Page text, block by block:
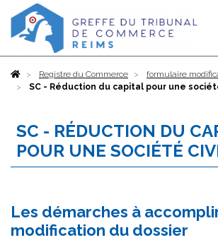
AccueilRegistre du Commerce
formulaire
SC - Réduction du capital pour une
SC - RÉDUCTION DU
POUR UNE SOCIÉTÉ
Les démarches à
modification du dossier